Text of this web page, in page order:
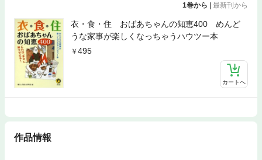
1巻から | 最新刊から
衣・食・住 おばあちゃんの知恵400 めんど
うな家事が楽しくなっちゃうハウツー本
495
カートへ
作品情報